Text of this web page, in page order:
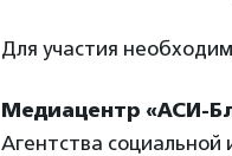
Для участия
Медиацентр «АСИ-
Агентства